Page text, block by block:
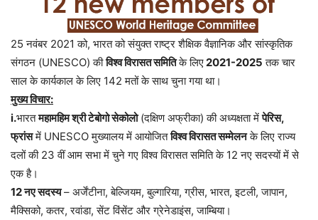
25 नवंबर 2021 को, भारत को संयुक्त राष्ट्र शैक्षिक वैज्ञानिक और सांस्कृतिक
संगठन (UNESCO) कीविश्व विरासत समितिके लिए2021-2025 तक चार
साल के कार्यकाल के लिए 142 मतों के साथ चुना गया था।
मुख्य विचार:
i.भारतमहामहिम श्री टेबोगो सेकोलो(दक्षिण अफ्रीका) की अध्यक्षता मेंपेरिस,
फ्रांसमें UNESCO मुख्यालय में आयोजितविश्व विरासत सम्मेलनके लिए राज्य
दलों की 23 वीं आम सभा में चुने गए विश्व विरासत समिति के 12 नए सदस्यों में से
एक है।
12 नए सदस्य– अर्जेंटीना, बेल्जियम, बुल्गारिया, ग्रीस, भारत, इटली, जापान,
मैक्सिको, कतर, रवांडा, सेंट विंसेंट और ग्रेनेडाइंस, जाम्बिया।